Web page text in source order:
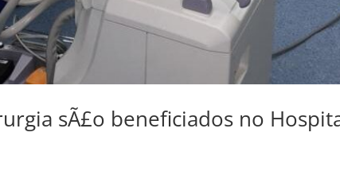
sÃ£o beneficiados no